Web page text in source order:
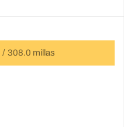
308.0 millas